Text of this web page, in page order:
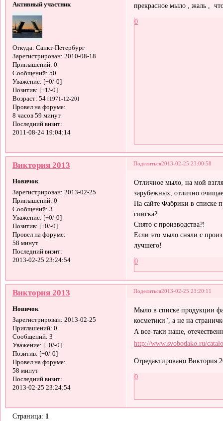
Активный участник
Откуда: Санкт-Петербург
Зарегистрирован: 2010-08-18
Приглашений: 0
Сообщений: 50
Уважение: [+0/-0]
Позитив: [+1/-0]
Возраст: 54 [1971-12-20]
Провел на форуме:
8 часов 59 минут
Последний визит:
2011-08-24 19:04:14
прекрасное мыло , жаль ,
0
Поделиться2013-02-25 23:00:58
Виктория 2013
Новичок
Зарегистрирован: 2013-02-25
Приглашений: 0
Сообщений: 3
Уважение: [+0/-0]
Позитив: [+0/-0]
Провел на форуме:
58 минут
Последний визит:
2013-02-25 23:24:54
Отличное мыло, на мой
зарубежных, отлично
На сайте Фабрики в списке
списка?
Снято с производства?!
Если это мыло сняли с
лучшего!
0
Поделиться2013-02-25 23:20:11
Виктория 2013
Новичок
Зарегистрирован: 2013-02-25
Приглашений: 0
Сообщений: 3
Уважение: [+0/-0]
Позитив: [+0/-0]
Провел на форуме:
58 минут
Последний визит:
2013-02-25 23:24:54
Мыло в списке продукции
косметики", а не на
А все-таки наше,
http://www.svobodako.ru/
Отредактировано Виктория
0
Страница: 1